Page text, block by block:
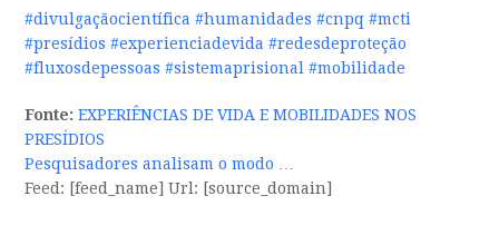
#divulgaçãocientífica #humanidades #cnpq #mcti
#presídios #experienciadevida #redesdeproteção
#fluxosdepessoas #sistemaprisional #mobilidade
Fonte: EXPERIÊNCIAS DE VIDA E MOBILIDADES NOS
PRESÍDIOS
Pesquisadores analisam o modo …
Feed: [feed_name] Url: [source_domain]